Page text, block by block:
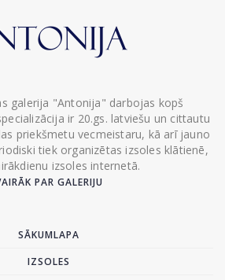
galerija "Antonija" darbojas kopš
ir 20.gs. latviešu un cittautu
priekšmetu vecmeistaru, kā arī jauno
tiek organizētas izsoles klātienē,
izsoles internetā.
PAR GALERIJU
SĀKUMLAPA
IZSOLES